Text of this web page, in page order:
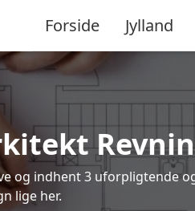
Forside Jylland
og indhent 3 uforpligtende
lige her.